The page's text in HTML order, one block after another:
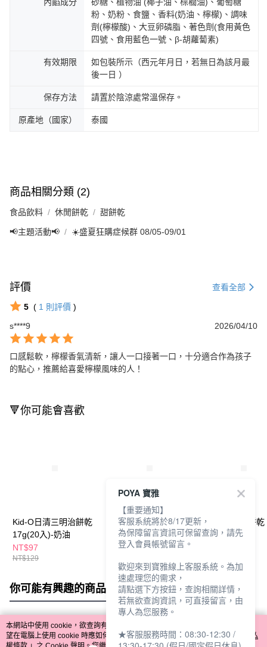
粉、奶粉、食鹽、香料(奶油、檸檬)、調味
劑(檸檬酸)、大豆卵磷脂、著色劑(食用黃色
四號、食用藍色一號、β-胡蘿蔔素)
有效期限
如包裝所示（西元年月日，若無日為該月最
後一日 ）
保存方法 請置於陰涼處常溫保存。
原產地（國家） 泰國
商品相關分類 (2)
食品飲料 休閒餅乾 甜餅乾
📢主題活動📢 ☀️盛夏狂購症候群 08/05-09/01
評價 查看全部
5 ( 1 則評價 )
s****9
2026/04/10
口感鬆軟，檸檬香氣清新，讓人一口接著一口，十分適合作為孩子
的點心，推薦給喜愛檸檬風味的人！
🔻你可能會喜歡
Kid-O日清三明治餅乾
17g(20入)-奶油
NT$97
NT$129
Kid-O日清三明治餅乾
17g(20入)-巧克力
NT$97
Kid-O三明治餅乾
136g-草莓
你可能有興趣的商品 全站排行
熱門標籤
本網站中使用 cookie，欲查詢有關本網站使用 cookie 方式之詳情，及若您不希
望在電腦上使用 cookie 時應如何變更電腦的 cookie 設定，請參閱本網站「
隱私
POYA 寶雅
【重要通知】
客服系統將於8/17更新，
為保障留言資訊可保留查詢，請先
登入會員帳號留言。
歡迎來到寶雅線上客服系統。為加
速處理您的需求，
請點選下方按鈕，查詢相關詳情，
若無欲查詢資訊，可直接留言，由
專人為您服務。
★客服服務時間：08:30-12:30 /